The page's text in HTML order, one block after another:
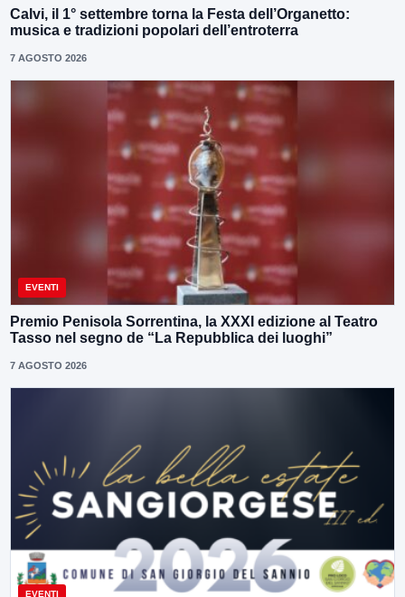
Calvi, il 1° settembre torna la Festa dell’Organetto:
musica e tradizioni popolari dell’entroterra
7 AGOSTO 2026
EVENTI
Premio Penisola Sorrentina, la XXXI edizione al Teatro
Tasso nel segno de “La Repubblica dei luoghi”
7 AGOSTO 2026
EVENTI